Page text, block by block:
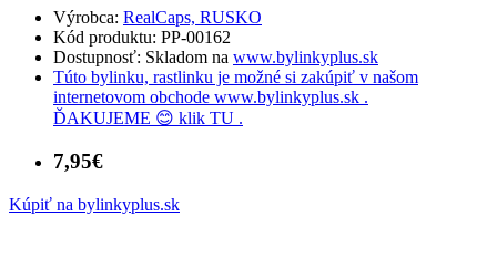
Výrobca: RealCaps, RUSKO
Kód produktu: PP-00162
Dostupnosť: Skladom na www.bylinkyplus.sk
Túto bylinku, rastlinku je možné si zakúpiť v našom
internetovom obchode www.bylinkyplus.sk .
ĎAKUJEME 😊 klik TU .
7,95€
Kúpiť na bylinkyplus.sk